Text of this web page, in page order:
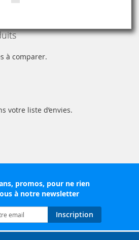
la
page
à comparer.
votre liste d’envies.
promos, pour ne rien
à notre newsletter
Inscription